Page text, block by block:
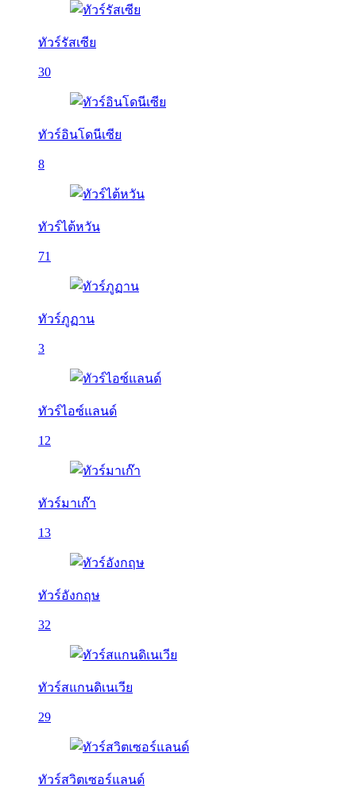
ทัวร์รัสเซีย
30
ทัวร์อินโดนีเซีย
8
ทัวร์ไต้หวัน
71
ทัวร์ภูฏาน
3
ทัวร์ไอซ์แลนด์
12
ทัวร์มาเก๊า
13
ทัวร์อังกฤษ
32
ทัวร์สแกนดิเนเวีย
29
ทัวร์สวิตเซอร์แลนด์